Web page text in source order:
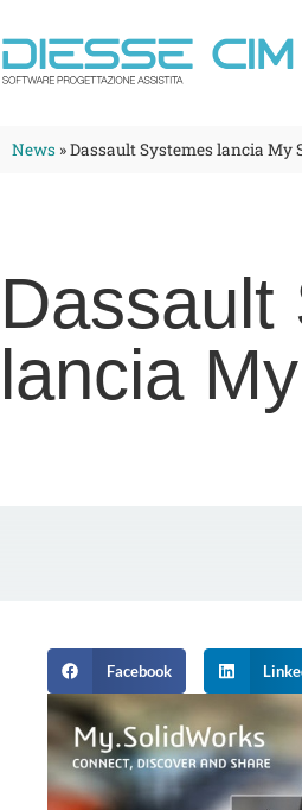
News »Dassault Systemes lancia My
Dassault
lancia
Facebook